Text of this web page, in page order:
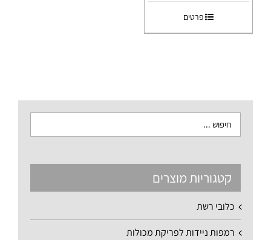
פרטים
קטגוריות מוצרים
כלובי רשת
רמפות ניידות לפריקת מכולות